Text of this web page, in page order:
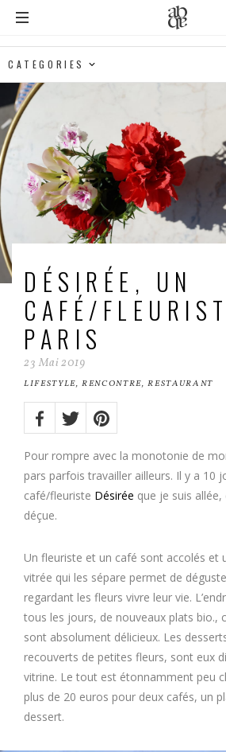
DÉSIRÉE, UN
CAFÉ/
PARIS
23 Mai2019
LIFESTYLE,RENCONTRE,RESTAURANT
Share
on:Facebook
TwitterPinterest
Pour rompre avec la monotonie de
pars parfois travailler ailleurs. Il y a 10
café/fleuriste Désirée que je suis allée,
déçue.
Un fleuriste et un café sont accolés et
vitrée qui les sépare permet de
regardant les fleurs vivre leur vie.
tous les jours, de nouveaux plats bio.,
sont absolument délicieux. Les
recouverts de petites fleurs, sont eux
vitrine. Le tout est étonnamment peu
plus de 20 euros pour deux cafés, un
dessert.